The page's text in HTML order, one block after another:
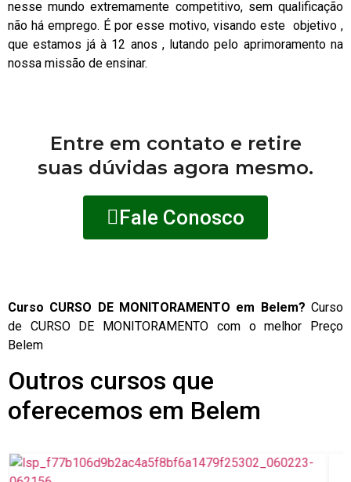
nesse mundo extremamente competitivo, sem qualificação
não há emprego. É por esse motivo, visando este objetivo ,
que estamos já à 12 anos , lutando pelo aprimoramento na
nossa missão de ensinar.
Entre em contato e retire
suas dúvidas agora mesmo.
Fale Conosco
Curso CURSO DE MONITORAMENTO em Belem? Curso
de CURSO DE MONITORAMENTO com o melhor Preço
Belem
Outros cursos que
oferecemos em Belem